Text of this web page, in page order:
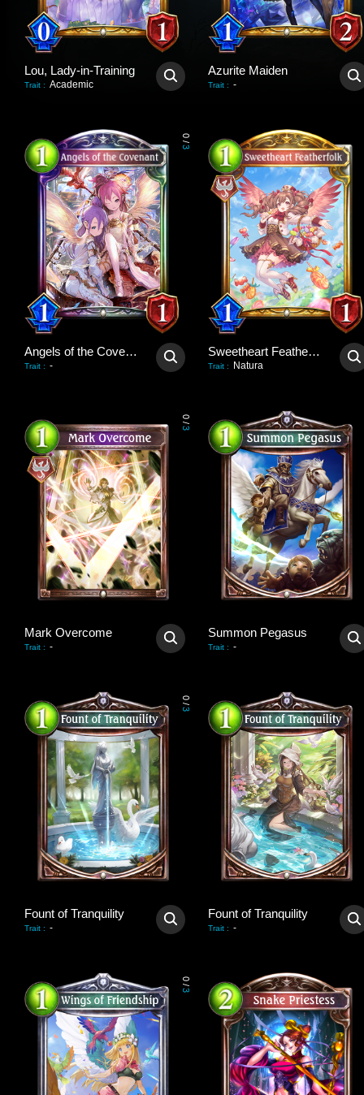
Lou, Lady-in-Training
Trait : Academic
Azurite Maiden
Trait : -
0
/
3
Angels of the Covenant
Trait : -
Sweetheart Featherfolk
Trait : Natura
0
/
3
Mark Overcome
Trait : -
Summon Pegasus
Trait : -
0
/
3
Fount of Tranquility
Trait : -
Fount of Tranquility
Trait : -
0
/
3